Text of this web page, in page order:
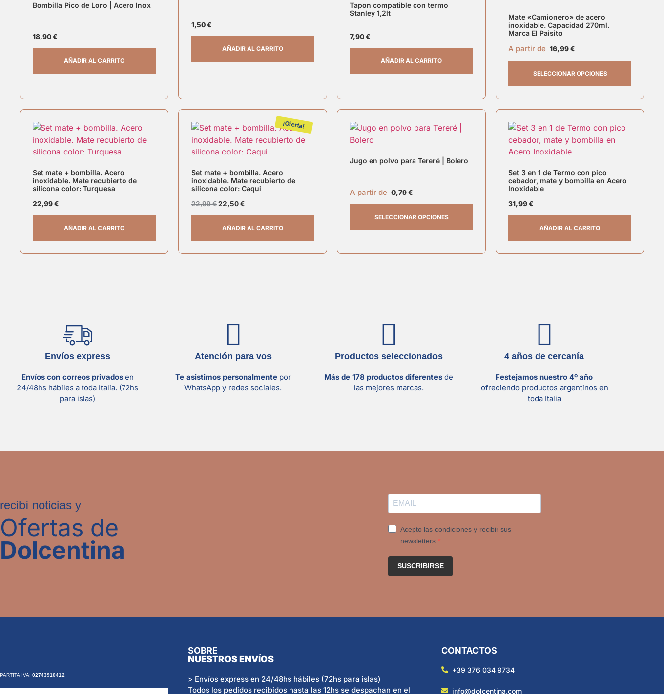
Bombilla Pico de Loro | Acero Inox
18,90€
AÑADIR AL CARRITO
1,50€
AÑADIR AL CARRITO
Tapon compatible con termo
Stanley 1,2lt
7,90€
AÑADIR AL CARRITO
Mate «Camionero» de acero
inoxidable. Capacidad 270ml.
Marca El Paisito
A partir de 16,99€
SELECCIONAR OPCIONES
Set mate + bombilla. Acero
inoxidable. Mate recubierto de
silicona color: Turquesa
22,99€
AÑADIR AL CARRITO
¡Oferta!
Set mate + bombilla. Acero
inoxidable. Mate recubierto de
silicona color: Caqui
22,99€22,50€
AÑADIR AL CARRITO
Jugo en polvo para Tereré | Bolero
A partir de 0,79€
SELECCIONAR OPCIONES
Set 3 en 1 de Termo con pico
cebador, mate y bombilla en Acero
Inoxidable
31,99€
AÑADIR AL CARRITO
Envíos express
Envíos con correos privados en
24/48hs hábiles a toda Italia. (72hs
para islas)
Atención para vos
Te asistimos personalmentepor
WhatsApp y redes sociales.
Productos seleccionados
Más de 178 productos diferentes de
las mejores marcas.
4 años de cercanía
Festejamos nuestro 4º año
ofreciendo productos argentinos en
toda Italia
recibí noticias y
Ofertas de
Dolcentina
Acepto las condiciones y recibir sus
newsletters.
SUSCRIBIRSE
PARTITA IVA: 02743910412
SOBRE
NUESTROS ENVÍOS
> Envíos express en 24/48hs hábiles (72hs para islas)
Todos los pedidos recibidos hasta las 12hs se despachan en el
CONTACTOS
+39 376 034 9734
info@dolcentina.com